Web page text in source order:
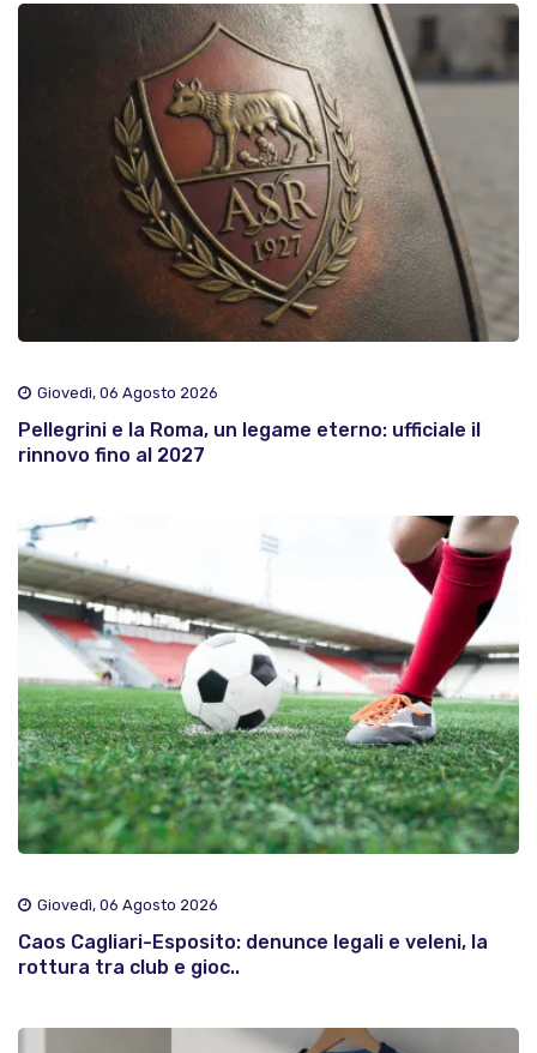
Giovedì, 06 Agosto 2026
Pellegrini e la Roma, un legame eterno: ufficiale il
rinnovo fino al 2027
Giovedì, 06 Agosto 2026
Caos Cagliari-Esposito: denunce legali e veleni, la
rottura tra club e gioc..